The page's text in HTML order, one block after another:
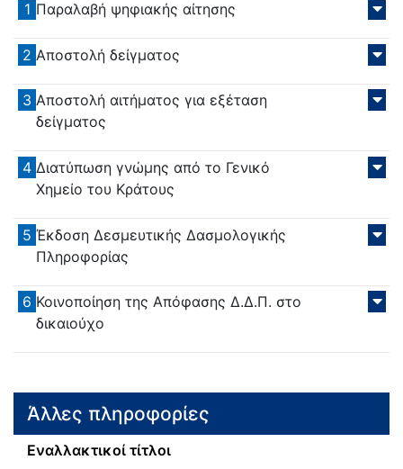
1 Παραλαβή ψηφιακής αίτησης
2 Αποστολή δείγματος
3 Αποστολή αιτήματος για εξέταση
δείγματος
4 Διατύπωση γνώμης από το Γενικό
Χημείο του Κράτους
5 Έκδοση Δεσμευτικής Δασμολογικής
Πληροφορίας
6 Κοινοποίηση της Απόφασης Δ.Δ.Π. στο
δικαιούχο
Άλλες πληροφορίες
Εναλλακτικοί τίτλοι